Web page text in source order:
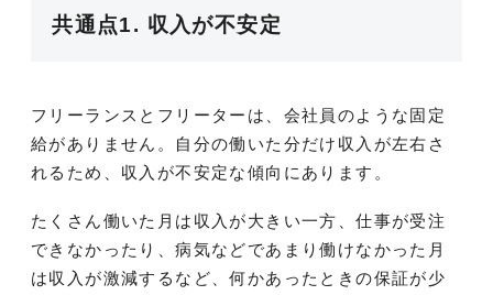
共通点1. 収入が不安定
フリーランスとフリーターは、会社員のような固定
給がありません。自分の働いた分だけ収入が左右さ
れるため、収入が不安定な傾向にあります。
たくさん働いた月は収入が大きい一方、仕事が受注
できなかったり、病気などであまり働けなかった月
は収入が激減するなど、何かあったときの保証が少